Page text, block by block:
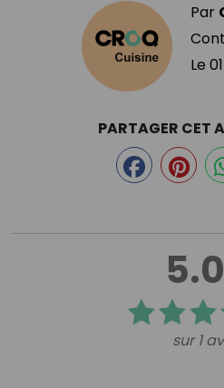
Par
Le
5.0
sur 1
PARTAGER CET